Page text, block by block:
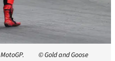
© Gold and Goose